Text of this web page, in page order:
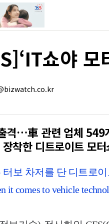
쇼야 모
격…車 관련 업체 549
착한 디트로이트 모
보 차저를 단 디트로이
it comes to vehicle